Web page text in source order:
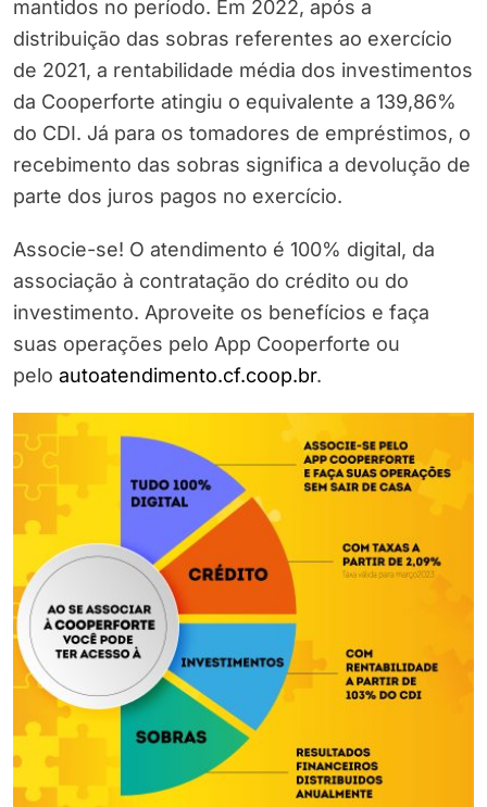
mantidos no período. Em 2022, após a
distribuição das sobras referentes ao exercício
de 2021, a rentabilidade média dos investimentos
da Cooperforte atingiu o equivalente a 139,86%
do CDI. Já para os tomadores de empréstimos, o
recebimento das sobras significa a devolução de
parte dos juros pagos no exercício.
Associe-se! O atendimento é 100% digital, da
associação à contratação do crédito ou do
investimento. Aproveite os benefícios e faça
suas operações pelo App Cooperforte ou
pelo autoatendimento.cf.coop.br.